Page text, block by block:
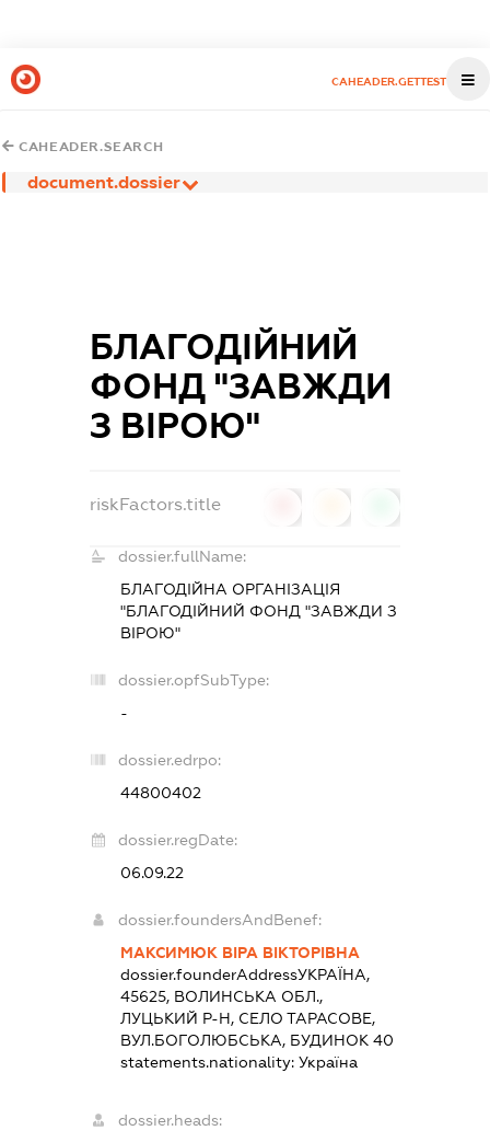
CAHEADER.GETTEST
CAHEADER.SEARCH
document.dossier
БЛАГОДІЙНИЙ
ФОНД "ЗАВЖДИ
З ВІРОЮ"
riskFactors.title
dossier.fullName:
БЛАГОДІЙНА ОРГАНІЗАЦІЯ
"БЛАГОДІЙНИЙ ФОНД "ЗАВЖДИ З
ВІРОЮ"
dossier.opfSubType:
-
dossier.edrpo:
44800402
dossier.regDate:
06.09.22
dossier.foundersAndBenef:
МАКСИМЮК ВІРА ВІКТОРІВНА
dossier.founderAddressУКРАЇНА,
45625, ВОЛИНСЬКА ОБЛ.,
ЛУЦЬКИЙ Р-Н, СЕЛО ТАРАСОВЕ,
ВУЛ.БОГОЛЮБСЬКА, БУДИНОК 40
statements.nationality: Україна
dossier.heads: